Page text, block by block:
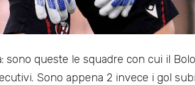
sono queste le squadre con cui il
Sono appena 2 invece i gol